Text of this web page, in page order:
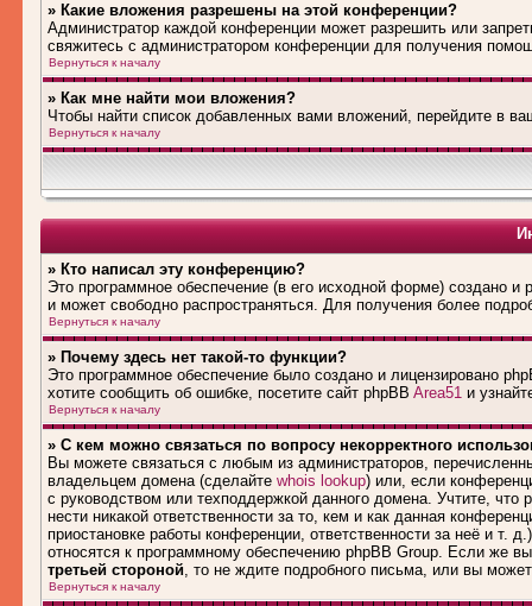
» Какие вложения разрешены на этой конференции?
Администратор каждой конференции может разрешить или
свяжитесь с администратором конференции для получения
Вернуться к началу
» Как мне найти мои вложения?
Чтобы найти список добавленных вами вложений, перейдите в
Вернуться к началу
» Кто написал эту конференцию?
Это программное обеспечение (в его исходной форме) создано и
и может свободно распространяться. Для получения более
Вернуться к началу
» Почему здесь нет такой-то функции?
Это программное обеспечение было создано и лицензировано
хотите сообщить об ошибке, посетите сайт phpBB Area51 и
Вернуться к началу
» С кем можно связаться по вопросу некорректного
Вы можете связаться с любым из администраторов,
владельцем домена (сделайте whois lookup) или, если
с руководством или техподдержкой данного домена. Учтите, что
нести никакой ответственности за то, кем и как данная
приостановке работы конференции, ответственности за неё и т.
относятся к программному обеспечению phpBB Group. Если же
третьей стороной, то не ждите подробного письма, или вы
Вернуться к началу